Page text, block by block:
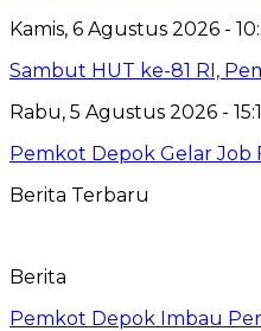
Kamis, 6 Agustus 2026 -
Sambut HUT ke-81 RI,
Rabu, 5 Agustus 2026 -
Pemkot Depok Gelar Job
Berita Terbaru
Berita
Pemkot Depok Imbau